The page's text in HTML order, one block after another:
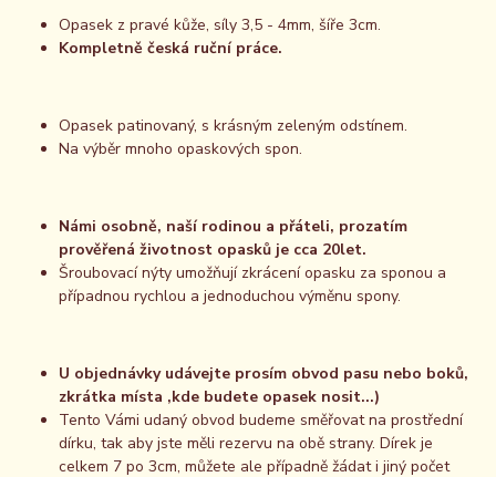
Opasek z pravé kůže, síly 3,5 - 4mm, šíře 3cm.
Kompletně česká ruční práce.
Opasek patinovaný, s krásným zeleným odstínem.
Na výběr mnoho opaskových spon.
Námi osobně, naší rodinou a přáteli, prozatím
prověřená životnost opasků je cca 20let.
Šroubovací nýty umožňují zkrácení opasku za sponou a
případnou rychlou a jednoduchou výměnu spony.
U objednávky udávejte prosím obvod pasu nebo boků,
zkrátka místa ,kde budete opasek nosit...)
Tento Vámi udaný obvod budeme směřovat na prostřední
dírku, tak aby jste měli rezervu na obě strany. Dírek je
celkem 7 po 3cm, můžete ale případně žádat i jiný počet